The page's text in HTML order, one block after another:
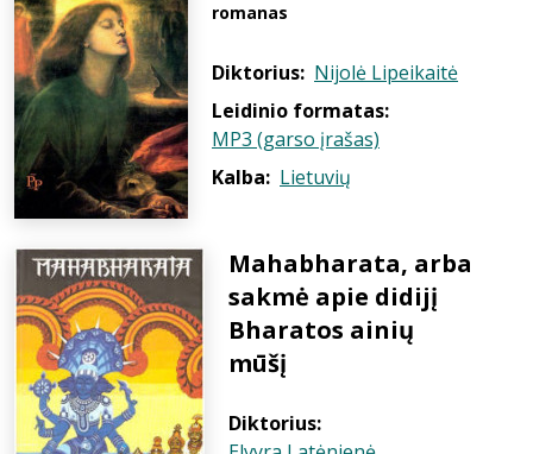
romanas
Diktorius: Nijolė Lipeikaitė
Leidinio formatas:
MP3 (garso įrašas)
Kalba: Lietuvių
Mahabharata, arba
sakmė apie didijį
Bharatos ainių
mūšį
Diktorius: